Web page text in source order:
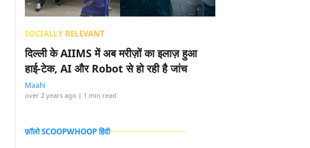
SOCIALLY RELEVANT
दिल्ली के AIIMS में अब मरीज़ों का इलाज़ हुआ
हाई-टेक, AI और Robot से हो रही है जांच
Maahi
over 2 years ago | 1 min read
फ़ॉलो SCOOPWHOOP हिंदी